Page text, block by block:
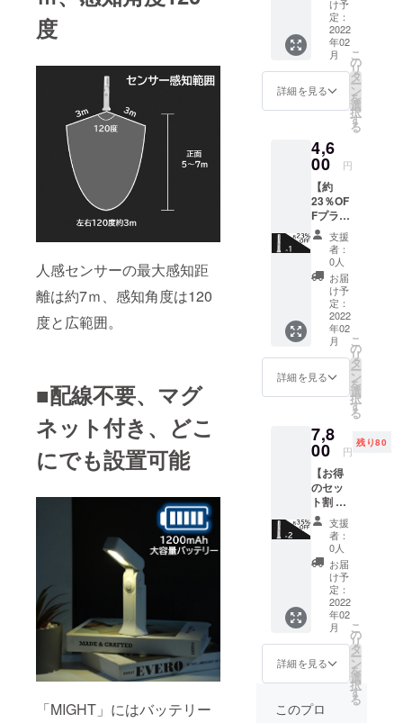
度
人感センサーの最大感知距
離は約7ｍ、感知角度は120
度と広範囲。
■配線不要、マグ
ネット付き、どこ
にでも設置可能
「MIGHT」にはバッテリー
合があ
りま
す。 ※
配送は
海外発
送とな
り、1月
際普通
便を利
用しま
す。通
常2週間
程度で
配送さ
れます
が、稀
に１か
月を超
えるこ
ともあ
りま
す。 ※
証期間
は1年と
良の場
合、お
問い合
わせな
どでご
連絡く
ださ
い。
込、税
込 ※一
般販売
予定価
格6,000
円 ※ご
の供給
状況、
製造工
程上の
都合等
により
出荷時
期が遅
れる場
合があ
りま
す。 ※
配送は
海外発
送とな
り、1月
中旬ホ
便を利
用しま
す。通
常2週間
程度で
配送さ
れます
が、稀
に１か
月を超
えるこ
ともあ
りま
す。 ※
製品保
は1年と
なり、
良の場
T」×1
＜リ
ターン
内容＞
■多機能
ナイト
「MIGH
T」×1 ■
取扱説
明書×1
■USB
Type C
充電
ケーブ
ル×1
ーーー
ーーー
ーーー
※送料
込、税
込 ※一
般販売
予定価
格6,000
円 ※ご
の供給
状況、
製造工
程上の
都合等
により
出荷時
期が遅
れる場
合があ
りま
す。 ※
配送は
海外発
送とな
り、1月
中旬ホ
際普通
け予
定：
2022
年02
月
詳細を見る
こ
の
リ
タ
ー
ン
を
選
択
す
る
4,6
00 円
【約
23％OF
Fプラ
ン】 多
機能ナ
イト
「MIGH
T」×1
＜リ
ターン
内容＞
■多機能
ナイト
「MIGH
T」×1 ■
日本語
明書×1
■USB
Type C
充電
ケーブ
ル×1
ーーー
ーーー
ーーー
※送料
込、税
込 ※一
般販売
予定価
格6,000
円 ※ご
注文状
の供給
状況、
支援
者：
0人
お届
け予
定：
2022
年02
月
詳細を見る
こ
の
リ
タ
ー
ン
を
選
択
す
る
7,8
00 円
残り80
【お得
のセッ
ト割 約
35％OF
Fプラ
ン】 多
機能ナ
イト
「MIGH
T」×2
＜リ
ターン
内容＞
■多機能
ナイト
「MIGH
T」×2 ■
日本語
支援
者：
0人
お届
け予
定：
2022
年02
月
詳細を見る
こ
の
リ
タ
ー
ン
を
選
択
す
る
このプロ